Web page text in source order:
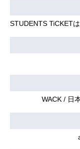
STUDENTS TiCKET
WACK / 日